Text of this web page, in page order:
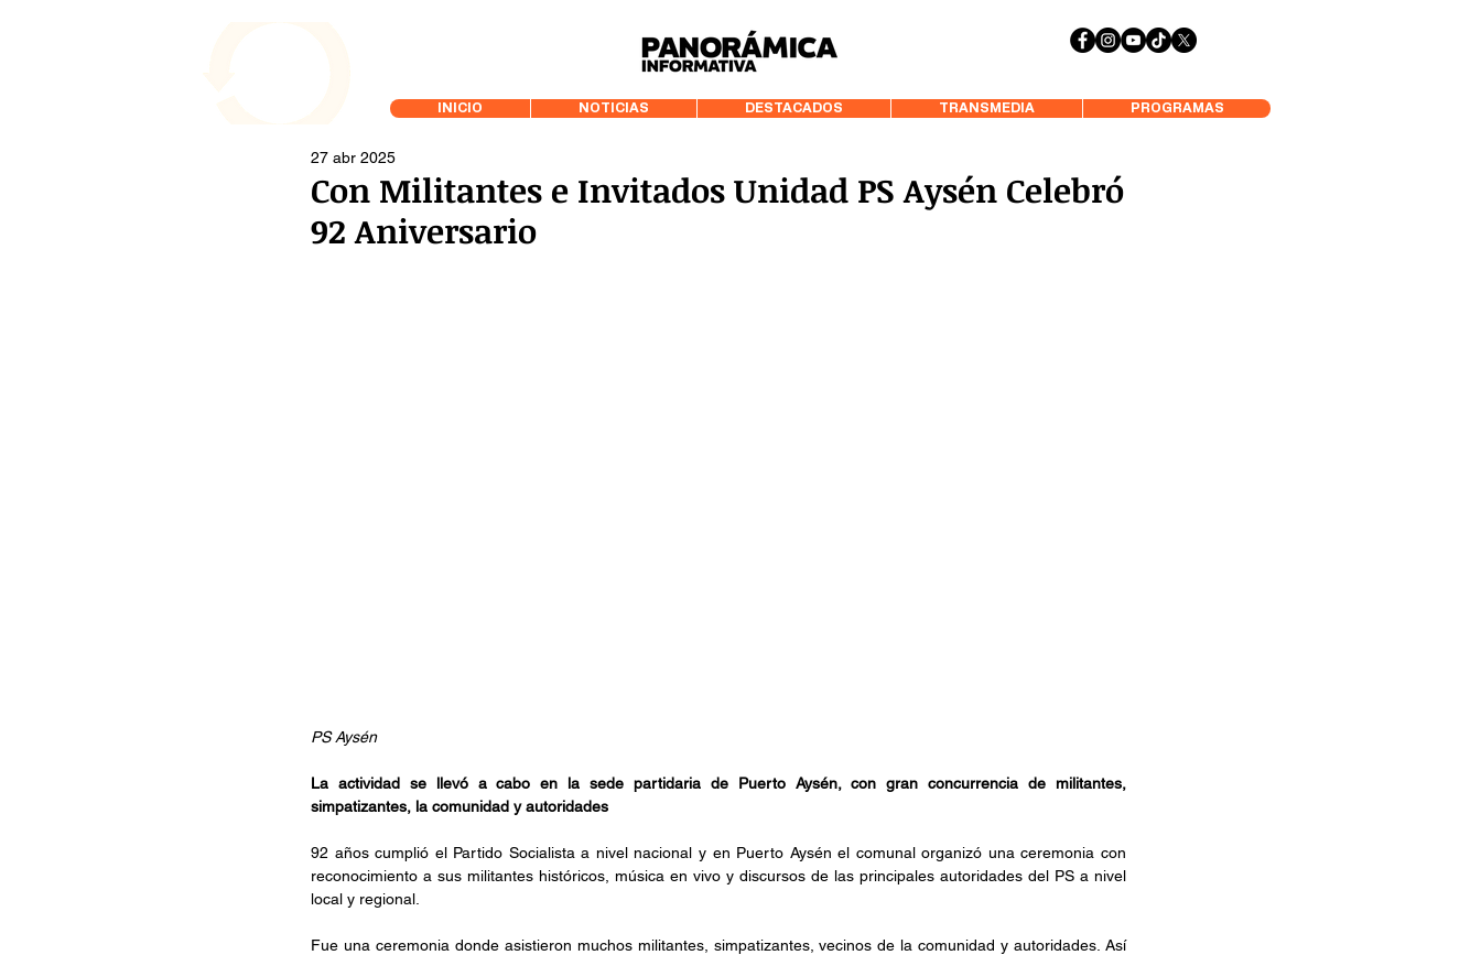
INICIO NOTICIAS DESTACADOS TRANSMEDIA PROGRAMAS
Con Militantes e Invitados Unidad PS Aysén Celebró
92 Aniversario
27 abr 2025
PS Aysén
La actividad se llevó a cabo en la sede partidaria de Puerto Aysén, con gran concurrencia de militantes,
simpatizantes, la comunidad y autoridades
92 años cumplió el Partido Socialista a nivel nacional y en Puerto Aysén el comunal organizó una ceremonia con
reconocimiento a sus militantes históricos, música en vivo y discursos de las principales autoridades del PS a nivel
local y regional.
Fue una ceremonia donde asistieron muchos militantes, simpatizantes, vecinos de la comunidad y autoridades. Así